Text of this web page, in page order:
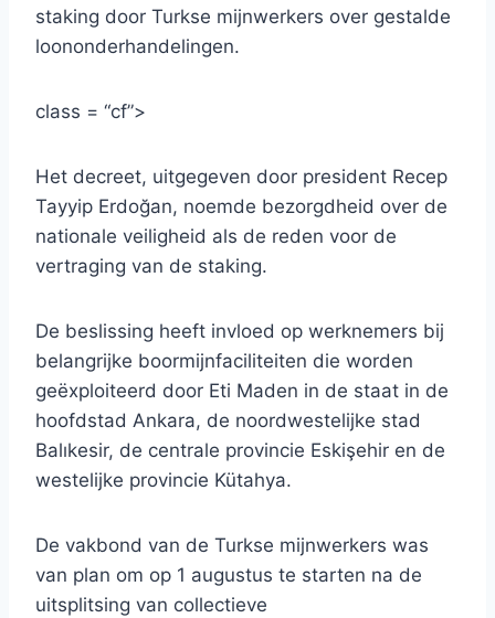
staking door Turkse mijnwerkers over gestalde
loononderhandelingen.
class = “cf”>
Het decreet, uitgegeven door president Recep
Tayyip Erdoğan, noemde bezorgdheid over de
nationale veiligheid als de reden voor de
vertraging van de staking.
De beslissing heeft invloed op werknemers bij
belangrijke boormijnfaciliteiten die worden
geëxploiteerd door Eti Maden in de staat in de
hoofdstad Ankara, de noordwestelijke stad
Balıkesir, de centrale provincie Eskişehir en de
westelijke provincie Kütahya.
De vakbond van de Turkse mijnwerkers was
van plan om op 1 augustus te starten na de
uitsplitsing van collectieve